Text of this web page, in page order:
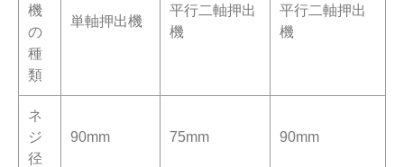
機
の
種
類
単軸押出機
平行二軸押出
機
平行二軸押出
機
ネ
ジ
径
90mm 75mm 90mm